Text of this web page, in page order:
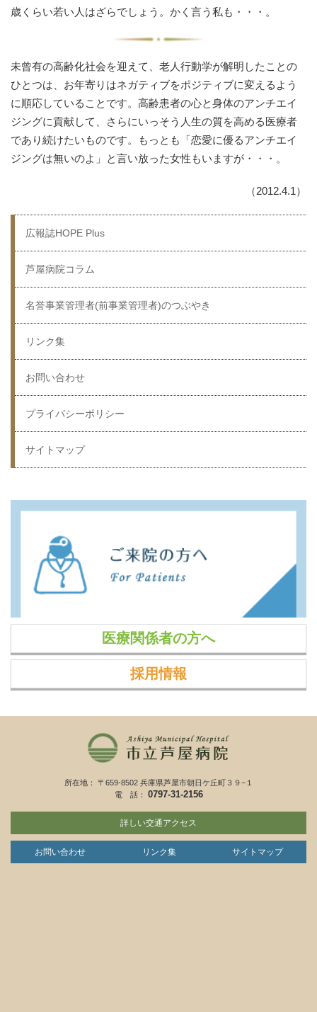
歳くらい若い人はざらでしょう。かく言う私も・・・。
未曾有の高齢化社会を迎えて、老人行動学が解明したことの
ひとつは、お年寄りはネガティブをポジティブに変えるよう
に順応していることです。高齢患者の心と身体のアンチエイ
ジングに貢献して、さらにいっそう人生の質を高める医療者
であり続けたいものです。もっとも「恋愛に優るアンチエイ
ジングは無いのよ」と言い放った女性もいますが・・・。
（2012.4.1）
広報誌HOPE Plus
芦屋病院コラム
名誉事業管理者(前事業管理者)のつぶやき
リンク集
お問い合わせ
プライバシーポリシー
サイトマップ
医療関係者の方へ
採用情報
所在地： 〒659-8502 兵庫県芦屋市朝日ケ丘町３９−１
電 話： 0797-31-2156
詳しい交通アクセス
お問い合わせ リンク集 サイトマップ